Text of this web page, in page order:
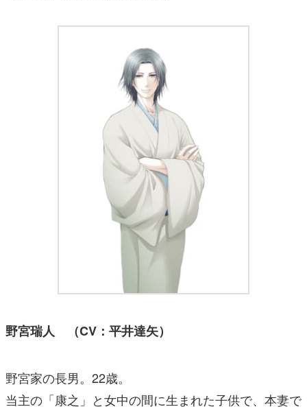
野宮瑞人 （CV：平井達矢）
野宮家の長男。22歳。
当主の「康之」と女中の間に生まれた子供で、本妻で